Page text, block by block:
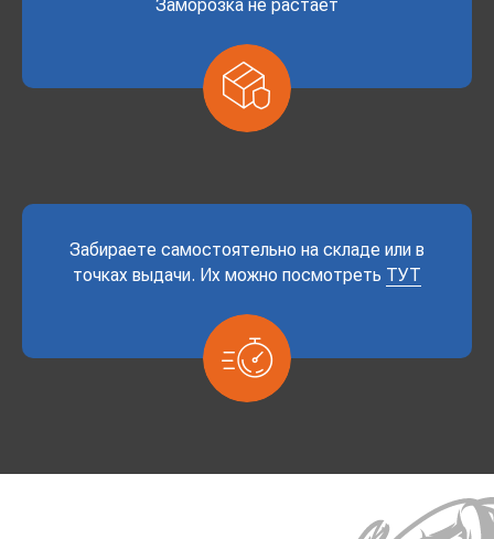
Заморозка не растает
Забираете самостоятельно на складе или в
точках выдачи. Их можно посмотреть ТУТ